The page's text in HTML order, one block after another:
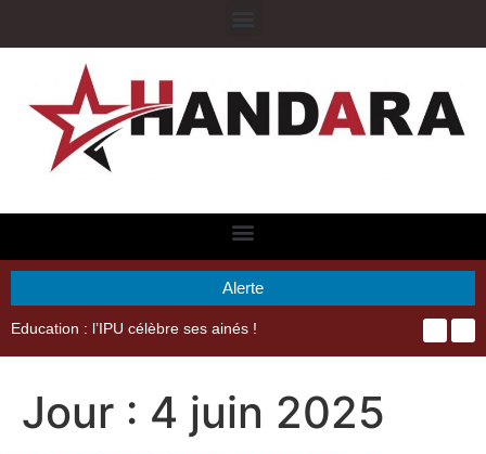
Alerte
Education : l’IPU célèbre ses ainés !
Jour : 4 juin 2025